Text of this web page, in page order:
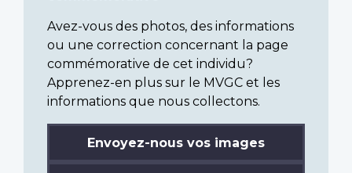
Avez-vous des photos, des informations
ou une correction concernant la page
commémorative de cet individu?
Apprenez-en plus sur le MVGC et les
informations que nous collectons.
Envoyez-nous vos images